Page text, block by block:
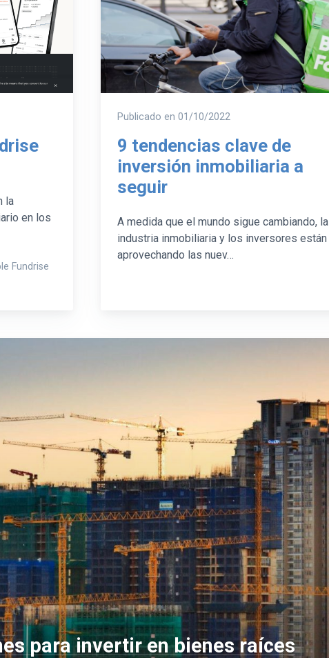
la
en los
Fundrise
Publicado en01/10/2022
9 tendencias clave de
inversión inmobiliaria a
seguir
A medida que el mundo sigue cambiando, la
industria inmobiliaria y los inversores están
aprovechando las nuev…
para invertir en bienes raíces